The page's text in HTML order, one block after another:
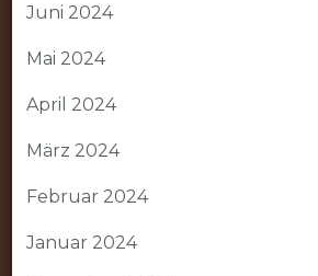
Juni 2024
Mai 2024
April 2024
März 2024
Februar 2024
Januar 2024